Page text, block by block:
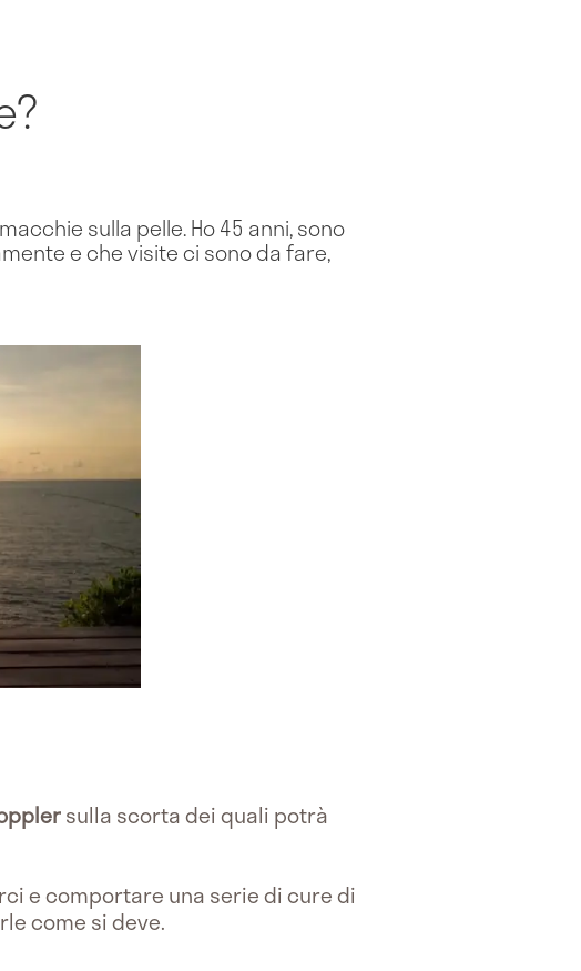
sulla pelle. Ho 45 anni, sono
e che visite ci sono da fare,
sulla scorta dei quali potrà
e comportare una serie di cure di
come si deve.